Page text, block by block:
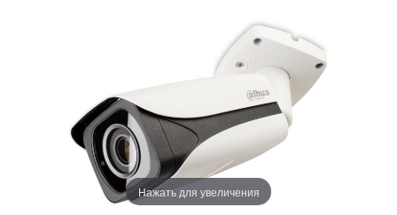
Нажать для увеличения